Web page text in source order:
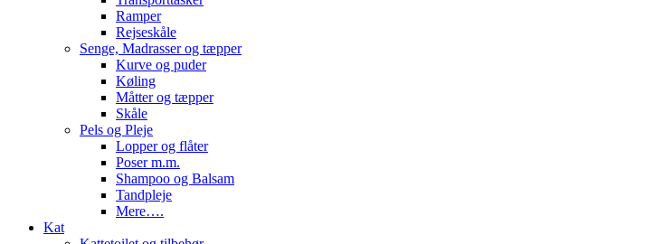
Ramper
Rejseskåle
Senge, Madrasser og tæpper
Kurve og puder
Køling
Måtter og tæpper
Skåle
Pels og Pleje
Lopper og flåter
Poser m.m.
Shampoo og Balsam
Tandpleje
Mere….
Kat